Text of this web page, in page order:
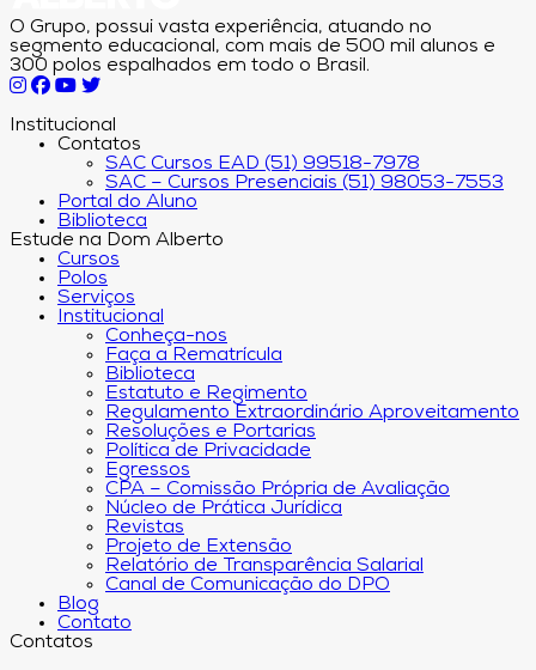
O Grupo, possui vasta experiência, atuando no
segmento educacional, com mais de 500 mil alunos e
300 polos espalhados em todo o Brasil.
Institucional
Contatos
SAC Cursos EAD (51) 99518-7978
SAC – Cursos Presenciais (51) 98053-7553
Portal do Aluno
Biblioteca
Estude na Dom Alberto
Cursos
Polos
Serviços
Institucional
Conheça-nos
Faça a Rematrícula
Biblioteca
Estatuto e Regimento
Regulamento Extraordinário Aproveitamento
Resoluções e Portarias
Política de Privacidade
Egressos
CPA – Comissão Própria de Avaliação
Núcleo de Prática Jurídica
Revistas
Projeto de Extensão
Relatório de Transparência Salarial
Canal de Comunicação do DPO
Blog
Contato
Contatos